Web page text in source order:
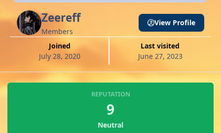
Zeereff
Members
Joined
July 28, 2020
Last visited
June 27, 2023
View Profile
REPUTATION
9
Neutral